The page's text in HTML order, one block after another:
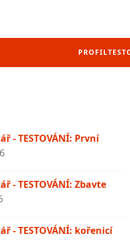
PROFIL
- TESTOVÁNÍ: První
- TESTOVÁNÍ: Zbavte
- TESTOVÁNÍ: kořenicí